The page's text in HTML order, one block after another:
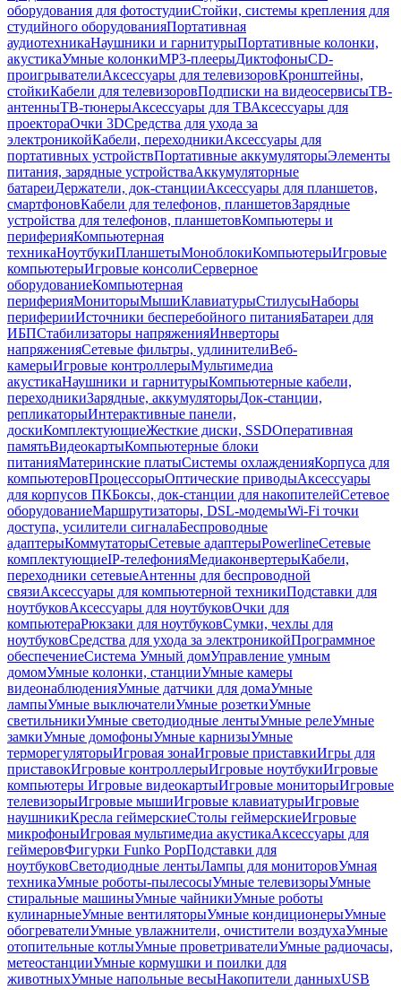
оборудования для фотостудииСтойки, системы крепления для
студийного оборудованияПортативная
аудиотехникаНаушники и гарнитурыПортативные колонки,
акустикаУмные колонкиMP3-плеерыДиктофоныCD-
проигрывателиАксессуары для телевизоровКронштейны,
стойкиКабели для телевизоровПодписки на видеосервисыТВ-
антенныТВ-тюнерыАксессуары для ТВАксессуары для
проектораОчки 3DСредства для ухода за
электроникойКабели, переходникиАксессуары для
портативных устройствПортативные аккумуляторыЭлементы
питания, зарядные устройстваАккумуляторные
батареиДержатели, док-станцииАксессуары для планшетов,
смартфоновКабели для телефонов, планшетовЗарядные
устройства для телефонов, планшетовКомпьютеры и
периферияКомпьютерная
техникаНоутбукиПланшетыМоноблокиКомпьютерыИгровые
компьютерыИгровые консолиСерверное
оборудованиеКомпьютерная
периферияМониторыМышиКлавиатурыСтилусыНаборы
периферииИсточники бесперебойного питанияБатареи для
ИБПСтабилизаторы напряженияИнверторы
напряженияСетевые фильтры, удлинителиВеб-
камерыИгровые контроллерыМультимедиа
акустикаНаушники и гарнитурыКомпьютерные кабели,
переходникиЗарядные, аккумуляторыДок-станции,
репликаторыИнтерактивные панели,
доскиКомплектующиеЖесткие диски, SSDОперативная
памятьВидеокартыКомпьютерные блоки
питанияМатеринские платыСистемы охлажденияКорпуса для
компьютеровПроцессорыОптические приводыАксессуары
для корпусов ПКБоксы, док-станции для накопителейСетевое
оборудованиеМаршрутизаторы, DSL-модемыWi-Fi точки
доступа, усилители сигналаБеспроводные
адаптерыКоммутаторыСетевые адаптерыPowerlineСетевые
комплектующиеIP-телефонияМедиаконвертерыКабели,
переходники сетевыеАнтенны для беспроводной
связиАксессуары для компьютерной техникиПодставки для
ноутбуковАксессуары для ноутбуковОчки для
компьютераРюкзаки для ноутбуковСумки, чехлы для
ноутбуковСредства для ухода за электроникойПрограммное
обеспечениеСистема Умный домУправление умным
домомУмные колонки, станцииУмные камеры
видеонаблюденияУмные датчики для домаУмные
лампыУмные выключателиУмные розеткиУмные
светильникиУмные светодиодные лентыУмные релеУмные
замкиУмные домофоныУмные карнизыУмные
терморегуляторыИгровая зонаИгровые приставкиИгры для
приставокИгровые контроллерыИгровые ноутбукиИгровые
компьютеры Игровые видеокартыИгровые мониторыИгровые
телевизорыИгровые мышиИгровые клавиатурыИгровые
наушникиКресла геймерскиеСтолы геймерскиеИгровые
микрофоныИгровая мультимедиа акустикаАксессуары для
геймеровФигурки Funko PopПодставки для
ноутбуковСветодиодные лентыЛампы для мониторовУмная
техникаУмные роботы-пылесосыУмные телевизорыУмные
стиральные машиныУмные чайникиУмные роботы
кулинарныеУмные вентиляторыУмные кондиционерыУмные
обогревателиУмные увлажнители, очистители воздухаУмные
отопительные котлыУмные проветривателиУмные радиочасы,
метеостанцииУмные кормушки и поилки для
животныхУмные напольные весыНакопители данныхUSB